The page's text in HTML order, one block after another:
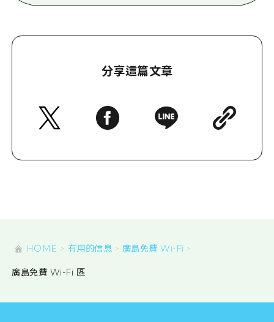
分享這篇文章
HOME 有用的信息 廣島免費 Wi-Fi
廣島免費 Wi-Fi 區